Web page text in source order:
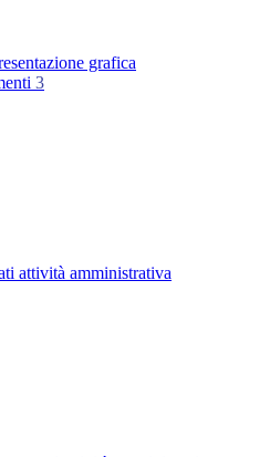
grafica
3
attività amministrativa